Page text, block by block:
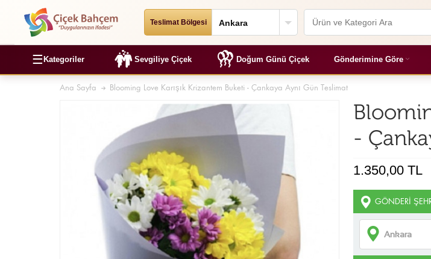
Teslimat Bölgesi
☰ Kategoriler Sevgiliye Çiçek Doğum Günü Çiçek Gönderimine Göre
Ana Sayfa Blooming Love Karışık Krizantem Buketi - Çankaya Aynı Gün Teslimat
-
1.350,00 TL
GÖNDERI